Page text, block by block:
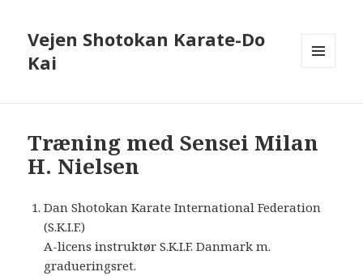
Vejen Shotokan Karate-Do
Kai
Træning med Sensei Milan
H. Nielsen
Dan Shotokan Karate International Federation
(S.K.I.F.)
A-licens instruktør S.K.I.F. Danmark m.
gradueringsret.